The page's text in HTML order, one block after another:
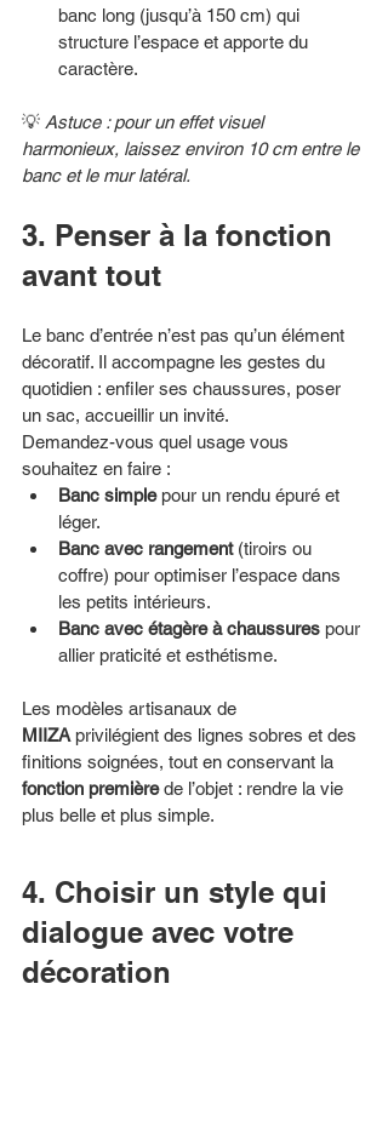
banc long (jusqu’à 150 cm) qui
structure l’espace et apporte du
caractère.
💡 Astuce : pour un effet visuel
harmonieux, laissez environ 10 cm entre le
banc et le mur latéral.
3. Penser à la fonction
avant tout
Le banc d’entrée n’est pas qu’un élément
décoratif. Il accompagne les gestes du
quotidien : enfiler ses chaussures, poser
un sac, accueillir un invité.
Demandez-vous quel usage vous
souhaitez en faire :
Banc simple pour un rendu épuré et
léger.
Banc avec rangement (tiroirs ou
coffre) pour optimiser l’espace dans
les petits intérieurs.
Banc avec étagère à chaussures pour
allier praticité et esthétisme.
Les modèles artisanaux de
MIIZA privilégient des lignes sobres et des
finitions soignées, tout en conservant la
fonction première de l’objet : rendre la vie
plus belle et plus simple.
4. Choisir un style qui
dialogue avec votre
décoration